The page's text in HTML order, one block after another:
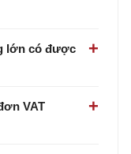
lớn có được
VAT